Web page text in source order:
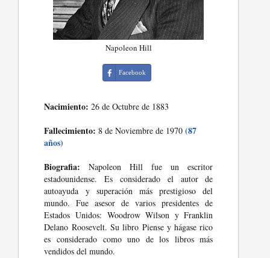
Napoleon Hill
Facebook
Nacimiento: 26 de Octubre de 1883
Fallecimiento: 8 de Noviembre de 1970(87
años)
Biografia: Napoleon Hill fue un escritor
estadounidense. Es considerado el autor de
autoayuda y superación más prestigioso del
mundo. Fue asesor de varios presidentes de
Estados Unidos: Woodrow Wilson y Franklin
Delano Roosevelt. Su libro Piense y hágase rico
es considerado como uno de los libros más
vendidos del mundo.